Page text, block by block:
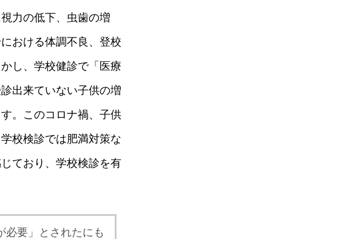
力の低下、虫歯の増
おける体調不良、登校
し、学校健診で「医療
出来ていない子供の増
。このコロナ禍、子供
校検診では肥満対策な
ており、学校検診を有
必要」とされたにも